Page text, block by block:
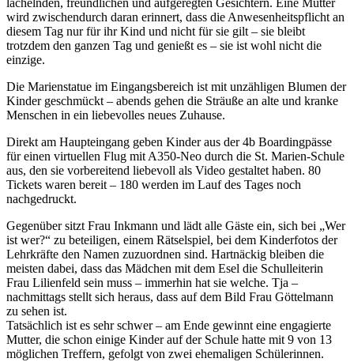
lächelnden, freundlichen und aufgeregten Gesichtern. Eine Mutter
wird zwischendurch daran erinnert, dass die Anwesenheitspflicht an
diesem Tag nur für ihr Kind und nicht für sie gilt – sie bleibt
trotzdem den ganzen Tag und genießt es – sie ist wohl nicht die
einzige.
Die Marienstatue im Eingangsbereich ist mit unzähligen Blumen der
Kinder geschmückt – abends gehen die Sträuße an alte und kranke
Menschen in ein liebevolles neues Zuhause.
Direkt am Haupteingang geben Kinder aus der 4b Boardingpässe
für einen virtuellen Flug mit A350-Neo durch die St. Marien-Schule
aus, den sie vorbereitend liebevoll als Video gestaltet haben. 80
Tickets waren bereit – 180 werden im Lauf des Tages noch
nachgedruckt.
Gegenüber sitzt Frau Inkmann und lädt alle Gäste ein, sich bei „Wer
ist wer?“ zu beteiligen, einem Rätselspiel, bei dem Kinderfotos der
Lehrkräfte den Namen zuzuordnen sind. Hartnäckig bleiben die
meisten dabei, dass das Mädchen mit dem Esel die Schulleiterin
Frau Lilienfeld sein muss – immerhin hat sie welche. Tja –
nachmittags stellt sich heraus, dass auf dem Bild Frau Göttelmann
zu sehen ist.
Tatsächlich ist es sehr schwer – am Ende gewinnt eine engagierte
Mutter, die schon einige Kinder auf der Schule hatte mit 9 von 13
möglichen Treffern, gefolgt von zwei ehemaligen Schülerinnen.